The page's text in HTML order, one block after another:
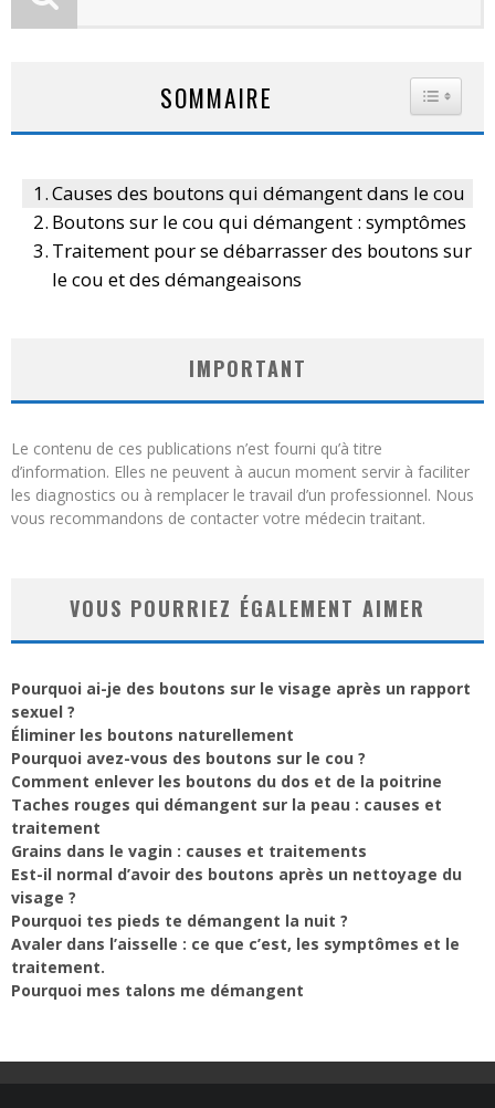
SOMMAIRE
Causes des boutons qui démangent dans le cou
Boutons sur le cou qui démangent : symptômes
Traitement pour se débarrasser des boutons sur
le cou et des démangeaisons
IMPORTANT
Le contenu de ces publications n’est fourni qu’à titre
d’information. Elles ne peuvent à aucun moment servir à faciliter
les diagnostics ou à remplacer le travail d’un professionnel. Nous
vous recommandons de contacter votre médecin traitant.
VOUS POURRIEZ ÉGALEMENT AIMER
Pourquoi ai-je des boutons sur le visage après un rapport
sexuel ?
Éliminer les boutons naturellement
Pourquoi avez-vous des boutons sur le cou ?
Comment enlever les boutons du dos et de la poitrine
Taches rouges qui démangent sur la peau : causes et
traitement
Grains dans le vagin : causes et traitements
Est-il normal d’avoir des boutons après un nettoyage du
visage ?
Pourquoi tes pieds te démangent la nuit ?
Avaler dans l’aisselle : ce que c’est, les symptômes et le
traitement.
Pourquoi mes talons me démangent